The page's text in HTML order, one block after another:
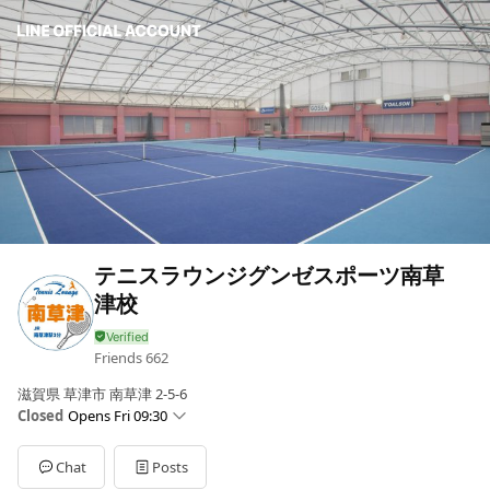
テニスラウンジグンゼスポーツ南草
津校
Friends662
滋賀県 草津市 南草津 2-5-6
Closed Opens Fri 09:30
Sun08:30 - 18:00
Mon09:30 - 21:00
Tue
09:30 - 21:00
Chat Posts